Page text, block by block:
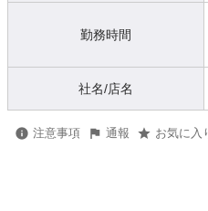
勤務時間
社名/店名
注意事項 通報 お気に入